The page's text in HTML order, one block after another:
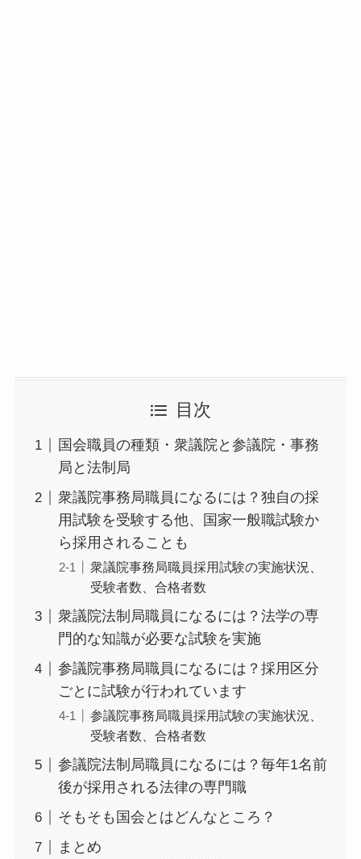
目次
国会職員の種類・衆議院と参議院・事務
局と法制局
衆議院事務局職員になるには？独自の採
用試験を受験する他、国家一般職試験か
ら採用されることも
衆議院事務局職員採用試験の実施状況、
受験者数、合格者数
衆議院法制局職員になるには？法学の専
門的な知識が必要な試験を実施
参議院事務局職員になるには？採用区分
ごとに試験が行われています
参議院事務局職員採用試験の実施状況、
受験者数、合格者数
参議院法制局職員になるには？毎年1名前
後が採用される法律の専門職
そもそも国会とはどんなところ？
まとめ